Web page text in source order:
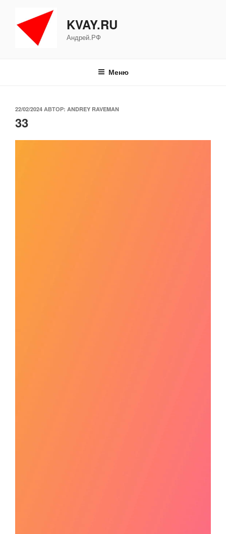
содержимому
KVAY.RU
Андрей.РФ
Меню
ОПУБЛИКОВАНО
22/02/2024 АВТОР: ANDREY RAVEMAN
33